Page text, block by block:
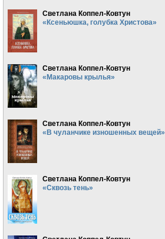
Светлана Коппел-Ковтун
«Ксеньюшка, голубка Христова»
Светлана Коппел-Ковтун
«Макаровы крылья»
Светлана Коппел-Ковтун
«В чуланчике изношенных вещей»
Светлана Коппел-Ковтун
«Сквозь тень»